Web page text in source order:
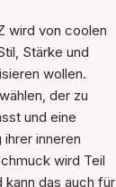
wird von coolen
Stärke und
wollen.
der zu
und eine
inneren
wird Teil
das auch für